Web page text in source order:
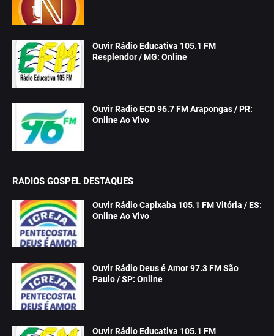
Ouvir Rádio Educativa 105.1 FM
Resplendor / MG: Online
Ouvir Radio ECD 96.7 FM Arapongas / PR:
Online Ao Vivo
RADIOS GOSPEL DESTAQUES
Ouvir Rádio Capixaba 105.1 FM Vitória / ES:
Online Ao Vivo
Ouvir Rádio Deus é Amor 97.3 FM São
Paulo / SP: Online
Ouvir Rádio Educativa 105.1 FM